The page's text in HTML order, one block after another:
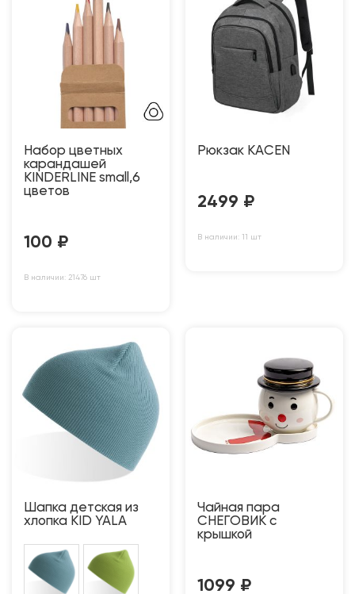
Набор цветных
карандашей
KINDERLINE small,6
цветов
100 ₽
В наличии: 21476 шт
Рюкзак KACEN
2499 ₽
В наличии: 11 шт
Шапка детская из
хлопка KID YALA
Чайная пара
СНЕГОВИК с
крышкой
1099 ₽